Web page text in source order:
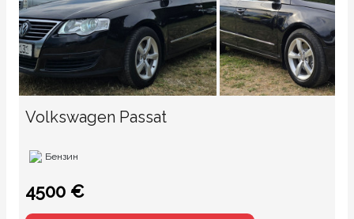
Volkswagen Passat
Бензин
4500 €